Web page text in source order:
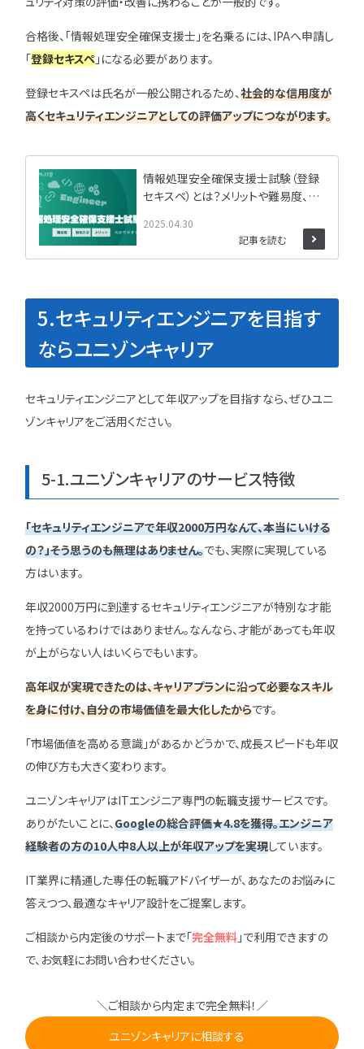
合格後、「情報処理安全確保支援士」を名乗るには、IPAへ申請し
「登録セキスペ 」になる必要があります。
登録セキスペは氏名が一般公開されるため、社会的な信用度が
高くセキュリティエンジニアとしての評価アップにつながります。
2025.04.30
情報処理安全確保支援士試験（登録
セキスペ）とは？メリットや難易度、受
記事を読む
5.セキュリティエンジニアを目指す
ならユニゾンキャリア
セキュリティエンジニアとして年収アップを目指すなら、ぜひユニ
ゾンキャリアをご活用ください。
5-1.ユニゾンキャリアのサービス特徴
「セキュリティエンジニアで年収2000万円なんて、本当にいける
の？」そう思うのも無理はありません。でも、実際に実現している
方はいます。
年収2000万円に到達するセキュリティエンジニアが特別な才能
を持っているわけではありません。なんなら、才能があっても年収
が上がらない人はいくらでもいます。
高年収が実現できたのは、キャリアプランに沿って必要なスキル
を身に付け、自分の市場価値を最大化したからです。
「市場価値を高める意識」があるかどうかで、成長スピードも年収
の伸び方も大きく変わります。
ユニゾンキャリアはITエンジニア専門の転職支援サービスです。
ありがたいことに、Googleの総合評価★4.8を獲得。エンジニア
経験者の方の10人中8人以上が年収アップを実現しています。
IT業界に精通した専任の転職アドバイザーが、あなたのお悩みに
答えつつ、最適なキャリア設計をご提案します。
ご相談から内定後のサポートまで「完全無料 」で利用できますの
で、お気軽にお問い合わせください。
＼ご相談から内定まで完全無料！／
ユニゾンキャリアに相談する